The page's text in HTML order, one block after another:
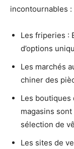
incontournables :
Les friperies :
d’options
Les marchés
chiner des
Les boutiques
magasins
sélection de
Les sites de